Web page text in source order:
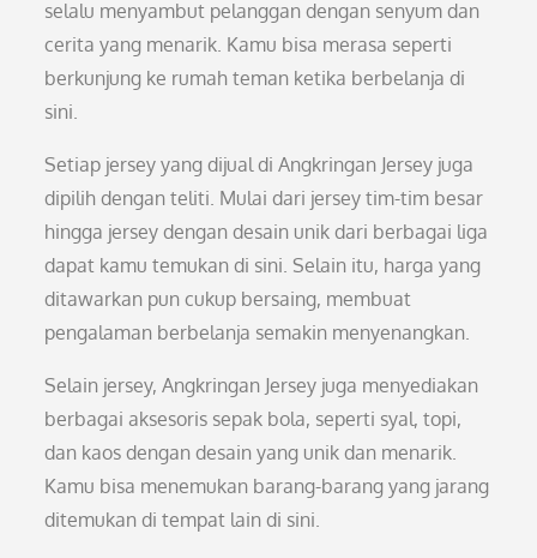
selalu menyambut pelanggan dengan senyum dan
cerita yang menarik. Kamu bisa merasa seperti
berkunjung ke rumah teman ketika berbelanja di
sini.
Setiap jersey yang dijual di Angkringan Jersey juga
dipilih dengan teliti. Mulai dari jersey tim-tim besar
hingga jersey dengan desain unik dari berbagai liga
dapat kamu temukan di sini. Selain itu, harga yang
ditawarkan pun cukup bersaing, membuat
pengalaman berbelanja semakin menyenangkan.
Selain jersey, Angkringan Jersey juga menyediakan
berbagai aksesoris sepak bola, seperti syal, topi,
dan kaos dengan desain yang unik dan menarik.
Kamu bisa menemukan barang-barang yang jarang
ditemukan di tempat lain di sini.